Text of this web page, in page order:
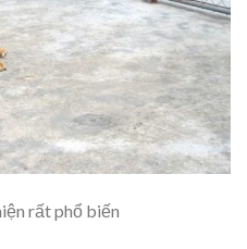
rất phổ biến